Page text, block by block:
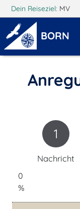
Dein Reiseziel: MV
BORN
1
Nachricht
0
%